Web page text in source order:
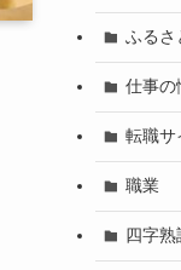
ふるさ
仕事の
転職サ
職業
四字熟